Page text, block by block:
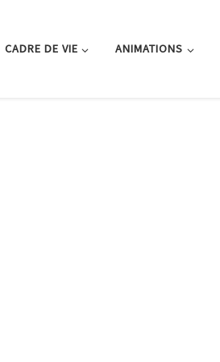
CADRE DE VIE ANIMATIONS